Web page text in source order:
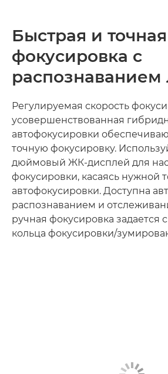
Быстрая и точная
фокусировка с
распознаванием
Регулируемая скорость
усовершенствованная
автофокусировки
точную фокусировку.
дюймовый ЖК-дисплей для
фокусировки, касаясь нужной
автофокусировки. Доступна
распознаванием и
ручная фокусировка задается
кольца фокусировки/